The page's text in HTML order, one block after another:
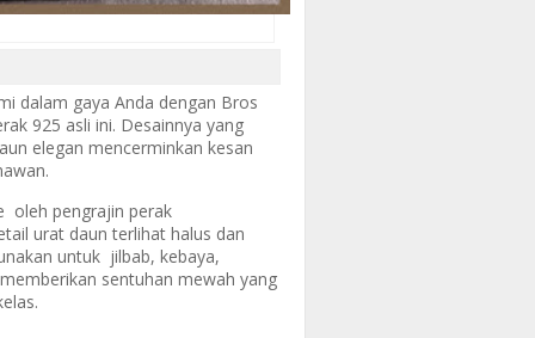
dalam gaya Anda dengan Bros
925 asli ini. Desainnya yang
elegan mencerminkan kesan
oleh pengrajin perak
urat daun terlihat halus dan
untuk jilbab, kebaya,
sentuhan mewah yang